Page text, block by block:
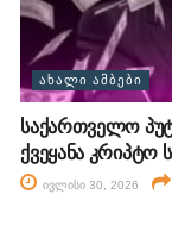
ᲐᲮᲐᲚᲘ ᲐᲛᲑᲔᲑᲘ
საქართველო
ქვეყანა კრიპტო
ივლისი 30, 2026